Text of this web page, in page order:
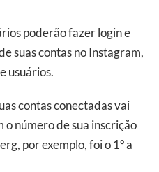
poderão fazer login e
suas contas no Instagram,
usuários.
contas conectadas vai
número de sua inscrição
por exemplo, foi o 1º a